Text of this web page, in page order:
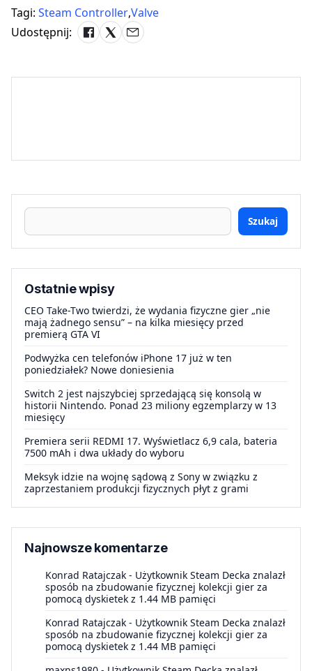
Tagi: Steam Controller,Valve
Udostępnij:
Szukaj
Ostatnie wpisy
CEO Take-Two twierdzi, że wydania fizyczne gier „nie
mają żadnego sensu” – na kilka miesięcy przed
premierą GTA VI
Podwyżka cen telefonów iPhone 17 już w ten
poniedziałek? Nowe doniesienia
Switch 2 jest najszybciej sprzedającą się konsolą w
historii Nintendo. Ponad 23 miliony egzemplarzy w 13
miesięcy
Premiera serii REDMI 17. Wyświetlacz 6,9 cala, bateria
7500 mAh i dwa układy do wyboru
Meksyk idzie na wojnę sądową z Sony w związku z
zaprzestaniem produkcji fizycznych płyt z grami
Najnowsze komentarze
Konrad Ratajczak - Użytkownik Steam Decka znalazł
sposób na zbudowanie fizycznej kolekcji gier za
pomocą dyskietek z 1.44 MB pamięci
Konrad Ratajczak - Użytkownik Steam Decka znalazł
sposób na zbudowanie fizycznej kolekcji gier za
pomocą dyskietek z 1.44 MB pamięci